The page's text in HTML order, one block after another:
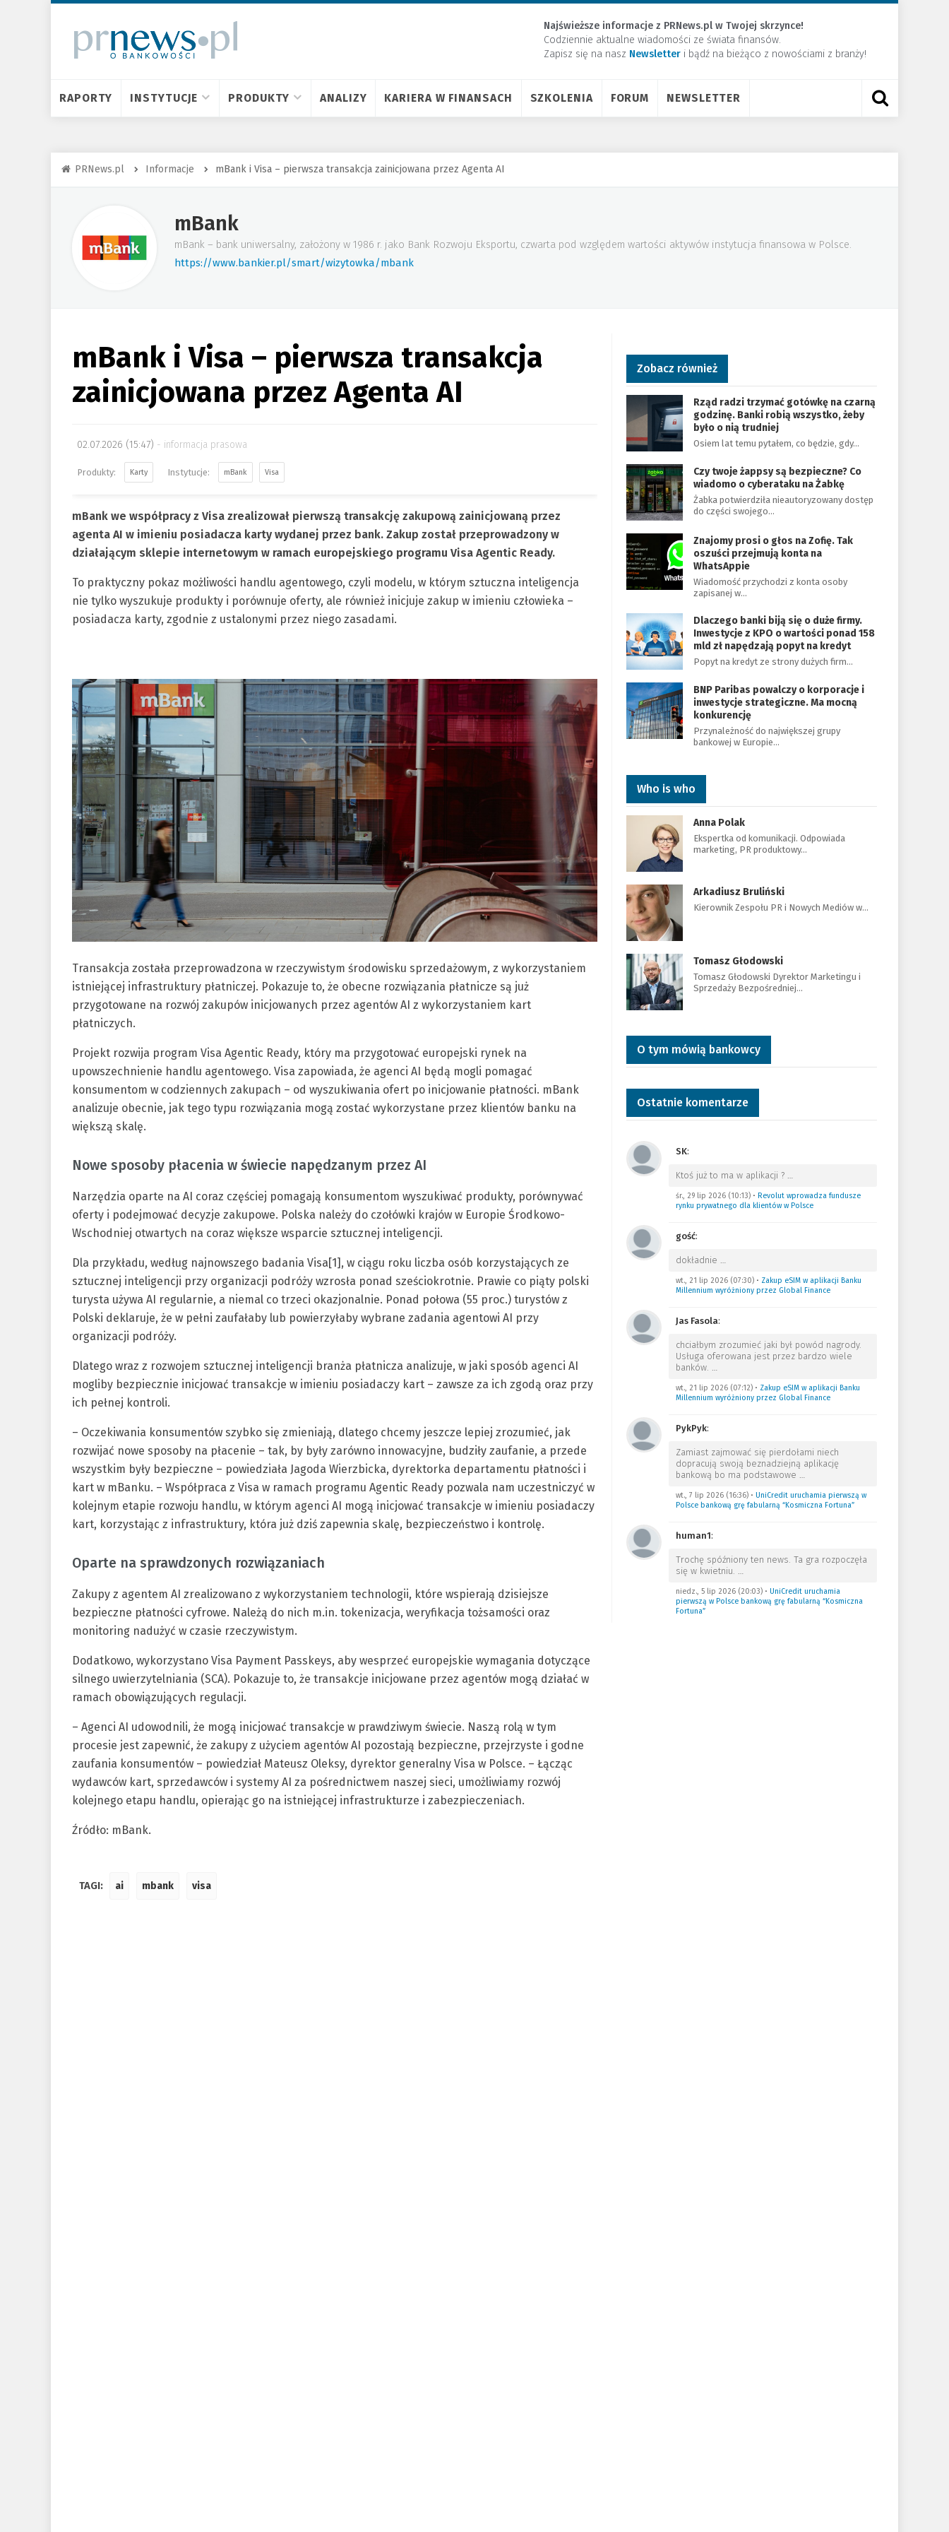
Najświeższe informacje z PRNews.pl w Twojej skrzynce!
Codziennie aktualne wiadomości ze świata finansów.
Zapisz się na nasz Newsletter ​i bądź na bieżąco z nowościami z branży!
RAPORTY INSTYTUCJE PRODUKTY ANALIZY KARIERA W FINANSACH SZKOLENIA FORUM NEWSLETTER
PRNews.pl Informacje mBank i Visa – pierwsza transakcja zainicjowana przez Agenta AI
mBank
mBank – bank uniwersalny, założony w 1986 r. jako Bank Rozwoju Eksportu, czwarta pod względem wartości aktywów instytucja finansowa w Polsce.
https://www.bankier.pl/smart/wizytowka/mbank
mBank i Visa – pierwsza transakcja
zainicjowana przez Agenta AI
02.07.2026 (15:47) informacja prasowa
Karty mBank Visa
mBank we współpracy z Visa zrealizował pierwszą transakcję zakupową zainicjowaną przez
agenta AI w imieniu posiadacza karty wydanej przez bank. Zakup został przeprowadzony w
działającym sklepie internetowym w ramach europejskiego programu Visa Agentic Ready.
To praktyczny pokaz możliwości handlu agentowego, czyli modelu, w którym sztuczna inteligencja
nie tylko wyszukuje produkty i porównuje oferty, ale również inicjuje zakup w imieniu człowieka –
posiadacza karty, zgodnie z ustalonymi przez niego zasadami.
Transakcja została przeprowadzona w rzeczywistym środowisku sprzedażowym, z wykorzystaniem
istniejącej infrastruktury płatniczej. Pokazuje to, że obecne rozwiązania płatnicze są już
przygotowane na rozwój zakupów inicjowanych przez agentów AI z wykorzystaniem kart
płatniczych.
Projekt rozwija program Visa Agentic Ready, który ma przygotować europejski rynek na
upowszechnienie handlu agentowego. Visa zapowiada, że agenci AI będą mogli pomagać
konsumentom w codziennych zakupach – od wyszukiwania ofert po inicjowanie płatności. mBank
analizuje obecnie, jak tego typu rozwiązania mogą zostać wykorzystane przez klientów banku na
większą skalę.
Nowe sposoby płacenia w świecie napędzanym przez AI
Narzędzia oparte na AI coraz częściej pomagają konsumentom wyszukiwać produkty, porównywać
oferty i podejmować decyzje zakupowe. Polska należy do czołówki krajów w Europie Środkowo-
Wschodniej otwartych na coraz większe wsparcie sztucznej inteligencji.
Dla przykładu, według najnowszego badania Visa[1], w ciągu roku liczba osób korzystających ze
sztucznej inteligencji przy organizacji podróży wzrosła ponad sześciokrotnie. Prawie co piąty polski
turysta używa AI regularnie, a niemal co trzeci okazjonalnie. Ponad połowa (55 proc.) turystów z
Polski deklaruje, że w pełni zaufałaby lub powierzyłaby wybrane zadania agentowi AI przy
organizacji podróży.
Dlatego wraz z rozwojem sztucznej inteligencji branża płatnicza analizuje, w jaki sposób agenci AI
mogliby bezpiecznie inicjować transakcje w imieniu posiadaczy kart – zawsze za ich zgodą oraz przy
ich pełnej kontroli.
– Oczekiwania konsumentów szybko się zmieniają, dlatego chcemy jeszcze lepiej zrozumieć, jak
rozwijać nowe sposoby na płacenie – tak, by były zarówno innowacyjne, budziły zaufanie, a przede
wszystkim były bezpieczne – powiedziała Jagoda Wierzbicka, dyrektorka departamentu płatności i
kart w mBanku. – Współpraca z Visa w ramach programu Agentic Ready pozwala nam uczestniczyć w
kolejnym etapie rozwoju handlu, w którym agenci AI mogą inicjować transakcje w imieniu posiadaczy
kart, korzystając z infrastruktury, która już dziś zapewnia skalę, bezpieczeństwo i kontrolę.
Oparte na sprawdzonych rozwiązaniach
Zakupy z agentem AI zrealizowano z wykorzystaniem technologii, które wspierają dzisiejsze
bezpieczne płatności cyfrowe. Należą do nich m.in. tokenizacja, weryfikacja tożsamości oraz
monitoring nadużyć w czasie rzeczywistym.
Dodatkowo, wykorzystano Visa Payment Passkeys, aby wesprzeć europejskie wymagania dotyczące
silnego uwierzytelniania (SCA). Pokazuje to, że transakcje inicjowane przez agentów mogą działać w
ramach obowiązujących regulacji.
– Agenci AI udowodnili, że mogą inicjować transakcje w prawdziwym świecie. Naszą rolą w tym
procesie jest zapewnić, że zakupy z użyciem agentów AI pozostają bezpieczne, przejrzyste i godne
zaufania konsumentów – powiedział Mateusz Oleksy, dyrektor generalny Visa w Polsce. – Łącząc
wydawców kart, sprzedawców i systemy AI za pośrednictwem naszej sieci, umożliwiamy rozwój
kolejnego etapu handlu, opierając go na istniejącej infrastrukturze i zabezpieczeniach.
Źródło: mBank.
TAGI: ai mbank visa
Zobacz również
Rząd radzi trzymać gotówkę na czarną
godzinę. Banki robią wszystko, żeby
było o nią trudniej
Osiem lat temu pytałem, co będzie, gdy…
Czy twoje żappsy są bezpieczne? Co
wiadomo o cyberataku na Żabkę
Żabka potwierdziła nieautoryzowany dostęp
do części swojego…
Znajomy prosi o głos na Zofię. Tak
oszuści przejmują konta na
WhatsAppie
Wiadomość przychodzi z konta osoby
zapisanej w…
Dlaczego banki biją się o duże firmy.
Inwestycje z KPO o wartości ponad 158
mld zł napędzają popyt na kredyt
Popyt na kredyt ze strony dużych firm…
BNP Paribas powalczy o korporacje i
inwestycje strategiczne. Ma mocną
konkurencję
Przynależność do największej grupy
bankowej w Europie…
Who is who
Anna Polak
Ekspertka od komunikacji. Odpowiada
marketing, PR produktowy…
Arkadiusz Bruliński
Kierownik Zespołu PR i Nowych Mediów w…
Tomasz Głodowski
Tomasz Głodowski Dyrektor Marketingu i
Sprzedaży Bezpośredniej…
O tym mówią bankowcy
Ostatnie komentarze
SK:
Ktoś już to ma w aplikacji ? …
śr., 29 lip 2026 (10:13)• Revolut wprowadza fundusze
rynku prywatnego dla klientów w Polsce
gość:
dokładnie …
wt., 21 lip 2026 (07:30)• Zakup eSIM w aplikacji Banku
Millennium wyróżniony przez Global Finance
Jas Fasola:
chciałbym zrozumieć jaki był powód nagrody.
Usługa oferowana jest przez bardzo wiele
banków. …
wt., 21 lip 2026 (07:12)• Zakup eSIM w aplikacji Banku
Millennium wyróżniony przez Global Finance
PykPyk:
Zamiast zajmować się pierdołami niech
dopracują swoją beznadziejną aplikację
bankową bo ma podstawowe …
wt., 7 lip 2026 (16:36)• UniCredit uruchamia pierwszą w
Polsce bankową grę fabularną “Kosmiczna Fortuna”
human1:
Trochę spóźniony ten news. Ta gra rozpoczęła
się w kwietniu. …
niedz., 5 lip 2026 (20:03)• UniCredit uruchamia
pierwszą w Polsce bankową grę fabularną “Kosmiczna
Fortuna”